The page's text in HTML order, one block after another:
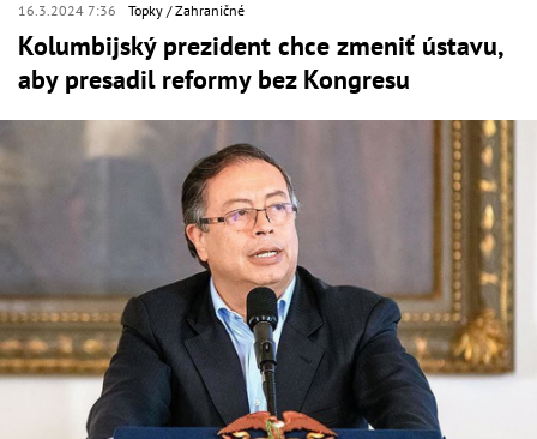
16.3.2024 7:36 Topky Zahraničné
Kolumbijský prezident chce zmeniť ústavu,
aby presadil reformy bez Kongresu